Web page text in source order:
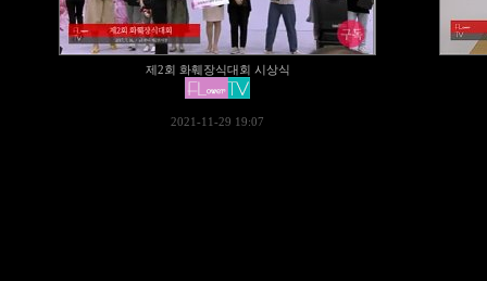
제2회 화훼장식대회 시상식
2021-11-29 19:07